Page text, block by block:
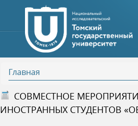
В
ы
Главная
СОВМЕСТНОЕ
ИНОСТРАННЫХ СТУДЕНТОВ